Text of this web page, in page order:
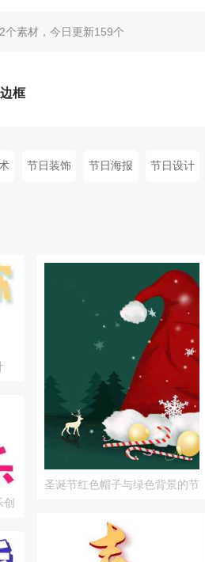
框
节日装饰 节日海报 节日设计
创
圣诞节红色帽子与绿色背景的节